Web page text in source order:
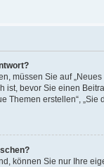
müssen Sie auf
ist, bevor Sie einen
Themen erstellen“,
können Sie nur Ihre